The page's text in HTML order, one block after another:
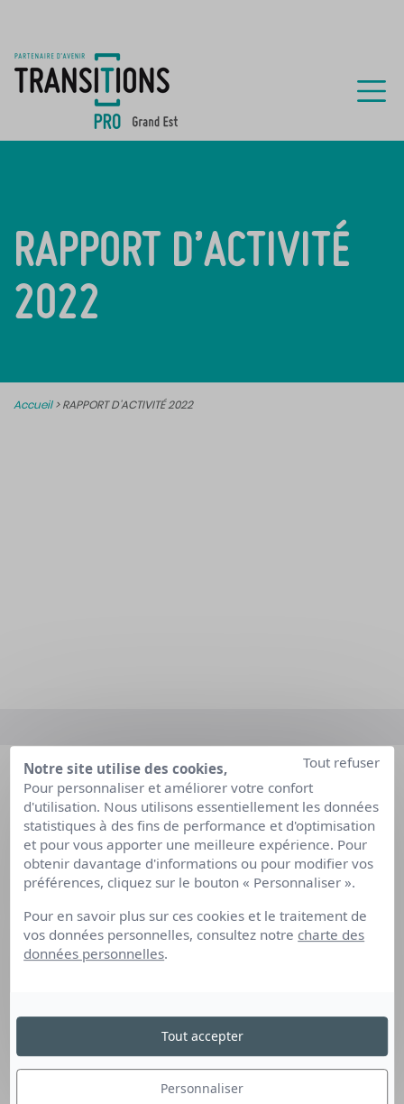
RAPPORT D’ACTIVITÉ
2022
Accueil>RAPPORT D’ACTIVITÉ 2022
Notre expertise
Nous découvrir
Rejoignez-nous
Articles de blog
Actualités
Mon espace
Notre site utilise des cookies,
Pour personnaliser et améliorer votre confort
d'utilisation. Nous utilisons essentiellement les données
statistiques à des fins de performance et d'optimisation
et pour vous apporter une meilleure expérience. Pour
obtenir davantage d'informations ou pour modifier vos
préférences, cliquez sur le bouton « Personnaliser ».
Pour en savoir plus sur ces cookies et le traitement de
vos données personnelles, consultez notre charte des
données personnelles.
Personnaliser
Tout refuser
Tout accepter